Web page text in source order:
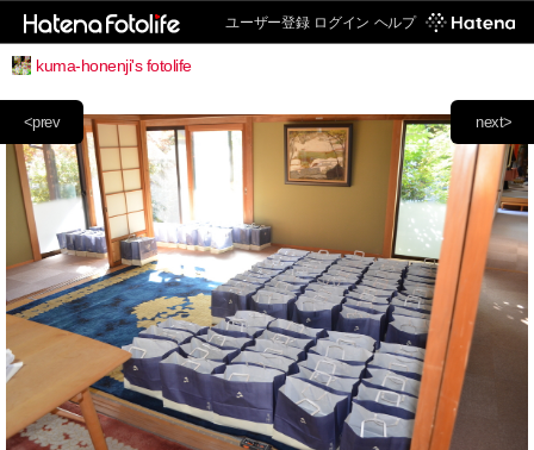
ユーザー登録 ログイン ヘルプ
kuma-honenji's fotolife
next>
<prev